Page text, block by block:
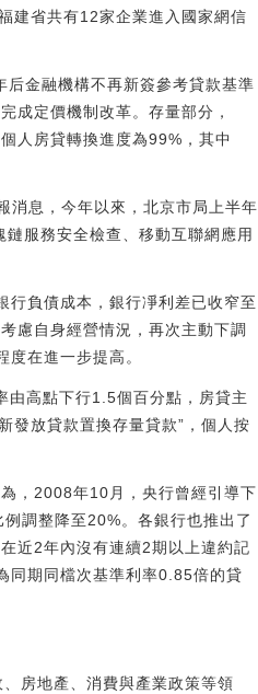
建省共有12家企業進入國家網信
金融機構不再新簽參考貸款基準
成定價機制改革。存量部分，
人房貸轉換進度為99%，其中
消息，今年以來，北京市局上半年
服務安全檢查、移動互聯網應用
行負債成本，銀行凈利差已收窄至
慮自身經營情況，再次主動下調
在進一步提高。
由高點下行1.5個百分點，房貸主
發放貸款置換存量貸款”，個人按
，2008年10月，央行曾經引導下
調整降至20%。各銀行也推出了
近2年內沒有連續2期以上違約記
同期同檔次基準利率0.85倍的貸
房地產、消費與產業政策等領